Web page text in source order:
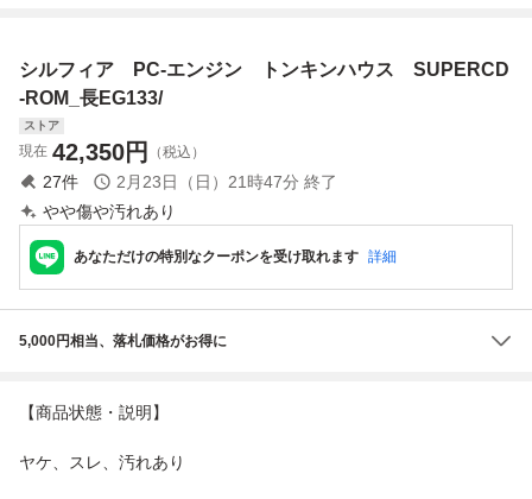
SUPERCD-ROM2
■pcengine■送料
ーム機 携帯ゲーム
シルフィア PC-エンジン トンキンハウス SUPERCD
-ROM_長EG133/
ストア
現在 42,350円 （税込）
27件 2月23日（日）21時47分 終了
やや傷や汚れあり
あなただけの特別なクーポンを受け取れます 詳細
5,000円相当、落札価格がお得に
【商品状態・説明】
ヤケ、スレ、汚れあり